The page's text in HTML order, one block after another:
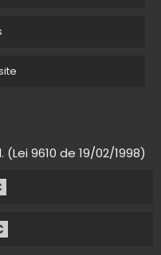
9610 de 19/02/1998)